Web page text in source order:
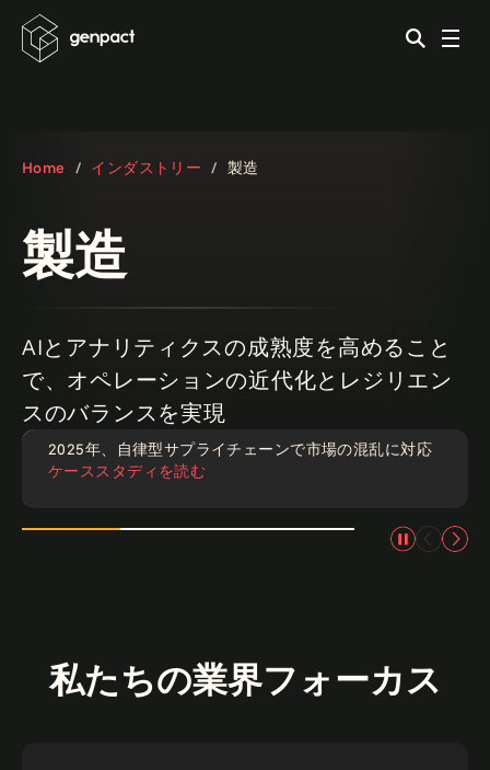
Home インダストリー 製造
製造
AIとアナリティクスの成熟度を高めること
で、オペレーションの近代化とレジリエン
スのバランスを実現
記事
2025年、自律型サプライチェーンで市場の混乱に対応
ケーススタディを読む
私たちの業界フォーカス